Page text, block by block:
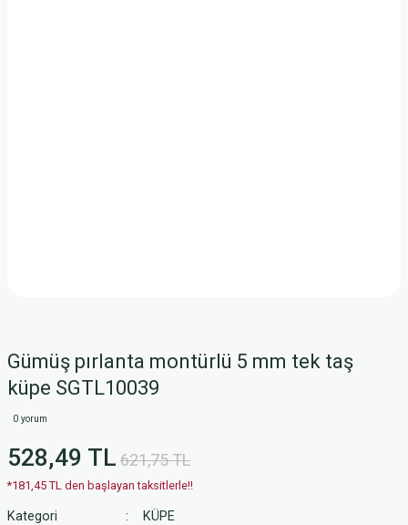
Gümüş pırlanta montürlü 5 mm tek taş
küpe SGTL10039
0 yorum
528,49 TL 621,75 TL
*181,45 TL den başlayan taksitlerle!!
Kategori
KÜPE